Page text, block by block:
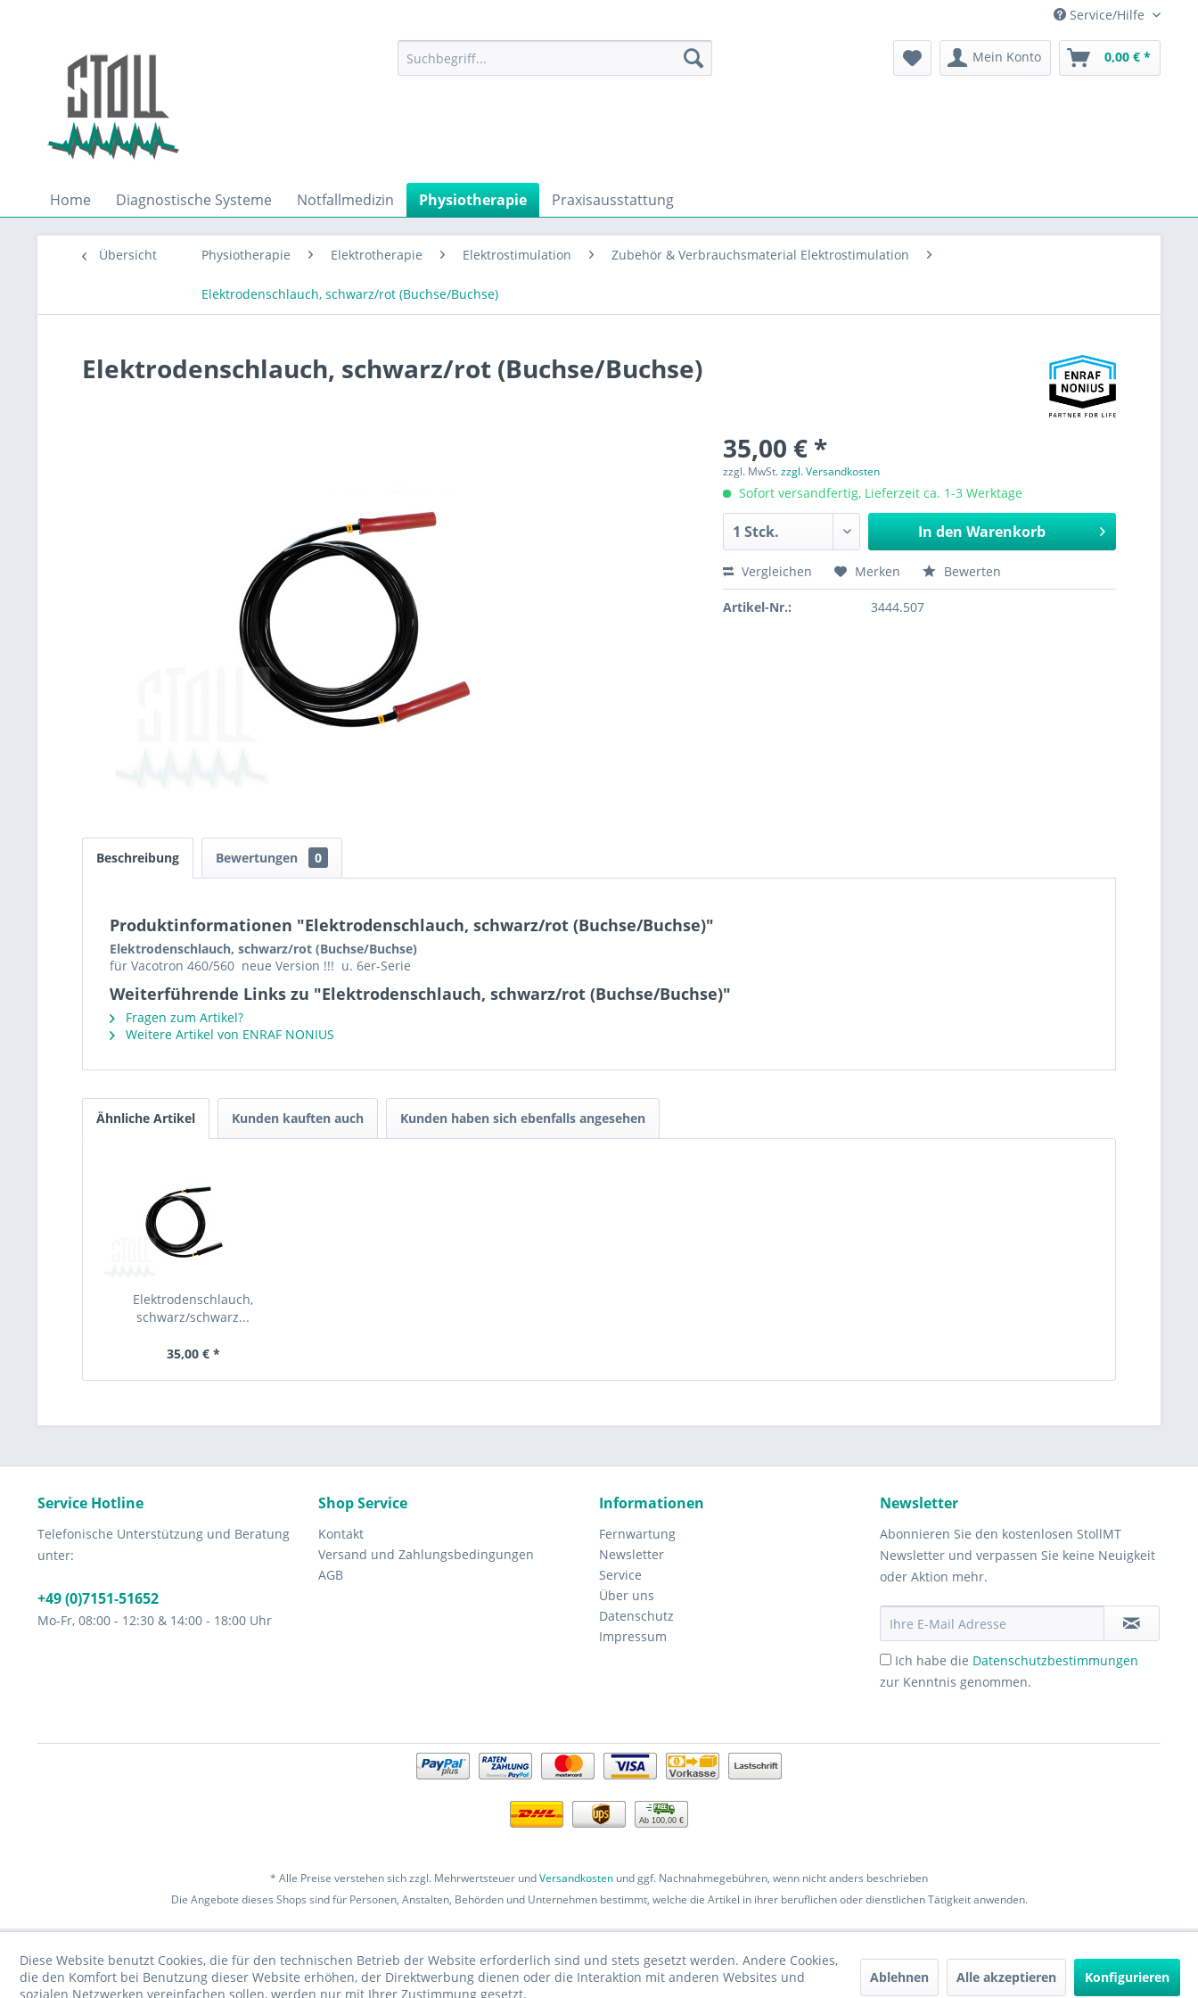
Service/Hilfe
Mein Konto 0,00 € *
Home Diagnostische Systeme Notfallmedizin Physiotherapie Praxisausstattung
Übersicht Physiotherapie Elektrotherapie Elektrostimulation Zubehör & Verbrauchsmaterial Elektrostimulation
Elektrodenschlauch, schwarz/rot (Buchse/Buchse)
Elektrodenschlauch, schwarz/rot (Buchse/Buchse)
35,00 € *
zzgl. MwSt.zzgl. Versandkosten
Sofort versandfertig, Lieferzeit ca. 1-3 Werktage
In den Warenkorb
Vergleichen Merken Bewerten
Artikel-Nr.: 3444.507
Beschreibung Bewertungen 0
Produktinformationen "Elektrodenschlauch, schwarz/rot (Buchse/Buchse)"
Elektrodenschlauch, schwarz/rot (Buchse/Buchse)
für Vacotron 460/560 neue Version !!! u. 6er-Serie
Weiterführende Links zu "Elektrodenschlauch, schwarz/rot (Buchse/Buchse)"
Fragen zum Artikel?
Weitere Artikel von ENRAF NONIUS
Ähnliche Artikel Kunden kauften auch Kunden haben sich ebenfalls angesehen
Elektrodenschlauch,
schwarz/schwarz...
35,00 € *
Service Hotline
Telefonische Unterstützung und Beratung
unter:
+49 (0)7151-51652
Mo-Fr, 08:00 - 12:30 & 14:00 - 18:00 Uhr
Shop Service
Kontakt
Versand und Zahlungsbedingungen
AGB
Informationen
Fernwartung
Newsletter
Service
Über uns
Datenschutz
Impressum
Newsletter
Abonnieren Sie den kostenlosen StollMT
Newsletter und verpassen Sie keine Neuigkeit
oder Aktion mehr.
Ich habe die Datenschutzbestimmungen
zur Kenntnis genommen.
Ab 100,00 €
* Alle Preise verstehen sich zzgl. Mehrwertsteuer undVersandkosten und ggf. Nachnahmegebühren, wenn nicht anders beschrieben
Die Angebote dieses Shops sind für Personen, Anstalten, Behörden und Unternehmen bestimmt, welche die Artikel in ihrer beruflichen oder dienstlichen Tätigkeit anwenden.
Diese Website benutzt Cookies, die für den technischen Betrieb der Website erforderlich sind und stets gesetzt werden. Andere Cookies,
die den Komfort bei Benutzung dieser Website erhöhen, der Direktwerbung dienen oder die Interaktion mit anderen Websites und
sozialen Netzwerken vereinfachen sollen, werden nur mit Ihrer Zustimmung gesetzt.
Ablehnen Alle akzeptieren Konfigurieren